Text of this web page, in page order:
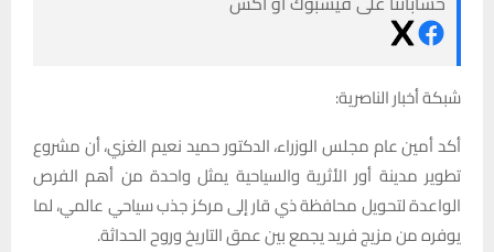
شبكة أخبار الناصرية:
أكد أمين عام مجلس الوزراء، الدكتور حميد نعيم الغزي، أن مشروع
تطوير مدينة أور الأثرية والسياحية يمثل واحدة من أهم الفرص
الواعدة لتحويل محافظة ذي قار إلى مركز جذب سياحي عالمي، لما
يوفره من مزيج فريد يجمع بين عمق التاريخ وروح الحداثة.